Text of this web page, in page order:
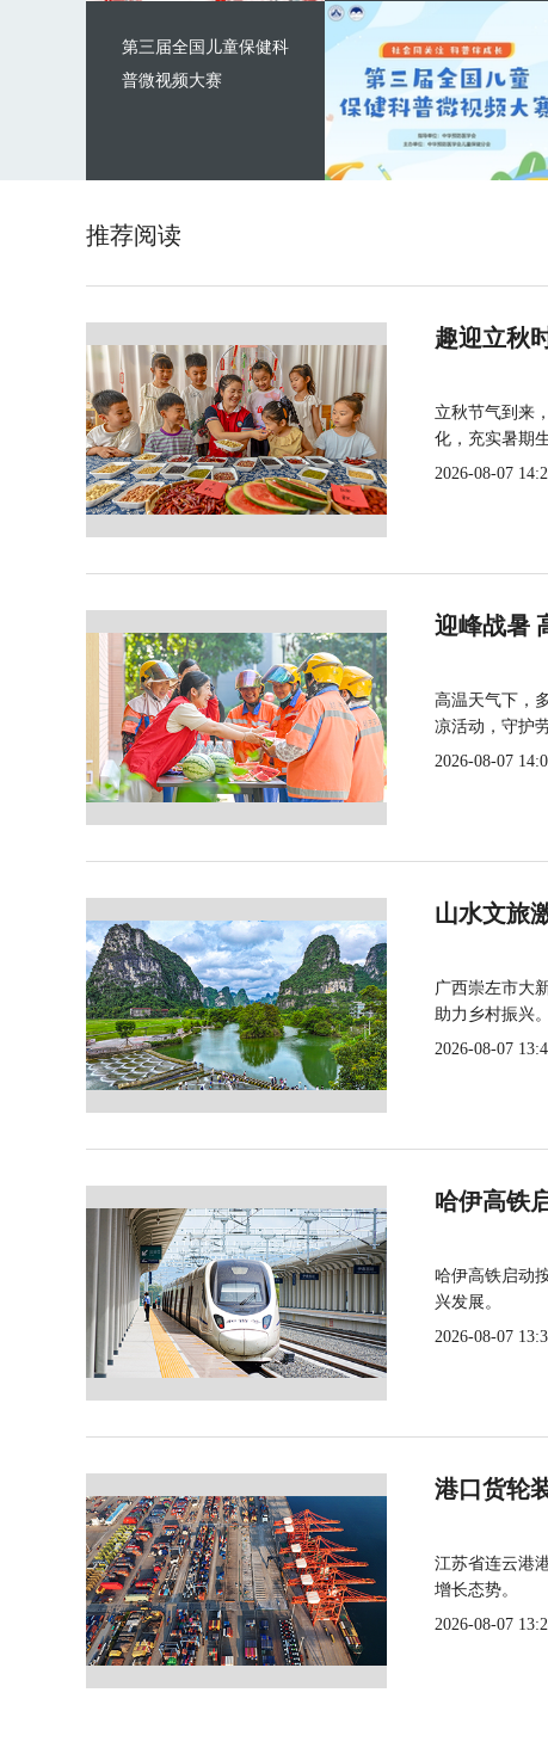
第三届全国儿童保健科
普微视频大赛
推荐阅读
趣迎立秋
立秋节气到来
化，充实暑期生
2026-08-07
迎峰战暑
高温天气下，
凉活动，守护
2026-08-07
山水文旅
广西崇左市大
助力乡村振兴。
2026-08-07
哈伊高铁
哈伊高铁启动
兴发展。
2026-08-07
港口货轮
江苏省连云港
增长态势。
2026-08-07